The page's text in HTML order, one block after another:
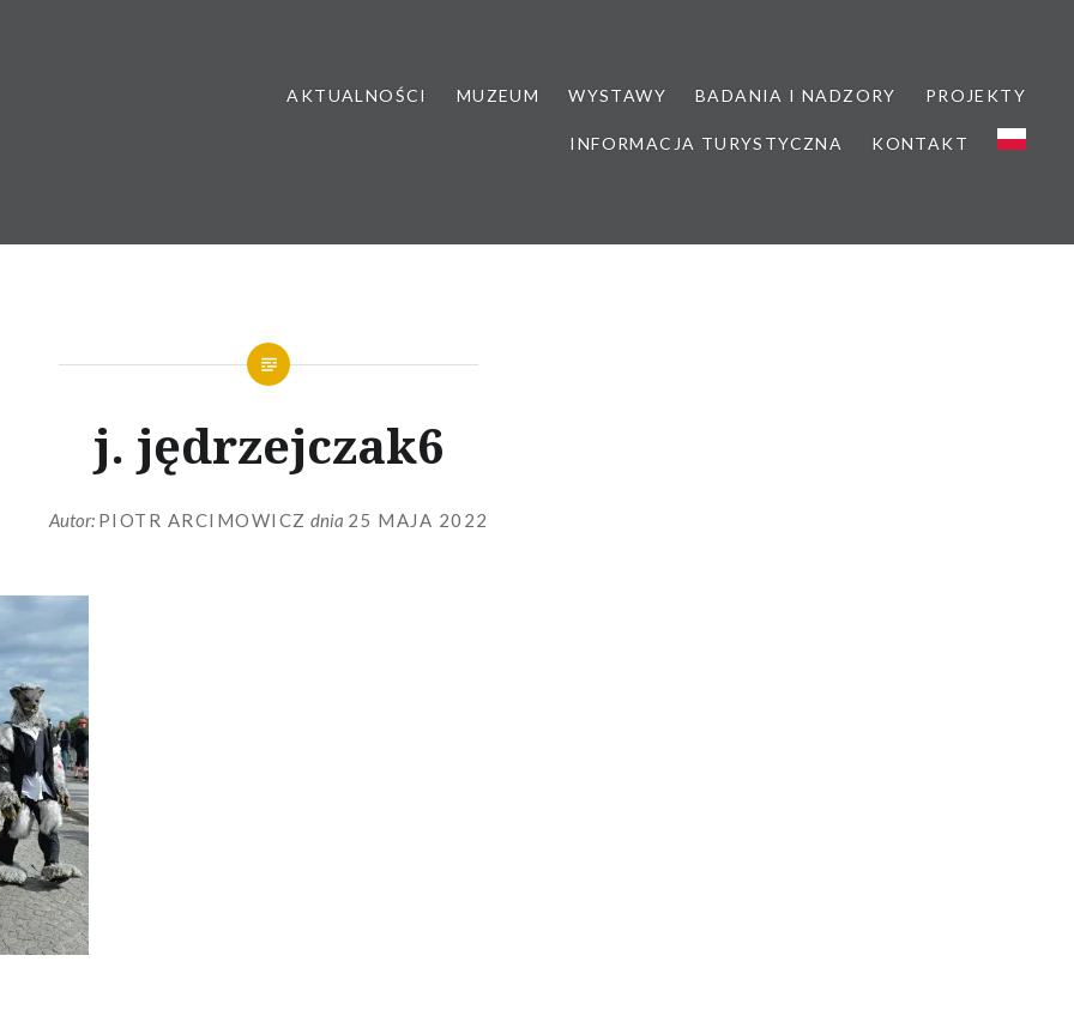
AKTUALNOŚCI MUZEUM WYSTAWY BADANIA I NADZORY PROJEKTY
INFORMACJA TURYSTYCZNA KONTAKT
j. jędrzejczak6
Autor: PIOTR ARCIMOWICZ dnia 25 MAJA 2022